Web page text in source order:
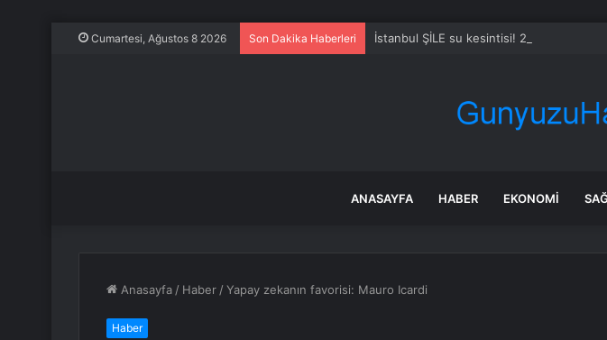
Cumartesi, Ağustos 8 2026 Son Dakika Haberleri İstanbul ŞİLE su kesintisi! 24-25
ANASAYFA HABER EKONOMI
Anasayfa / Haber /Yapay zekanın favorisi: Mauro Icardi
Haber